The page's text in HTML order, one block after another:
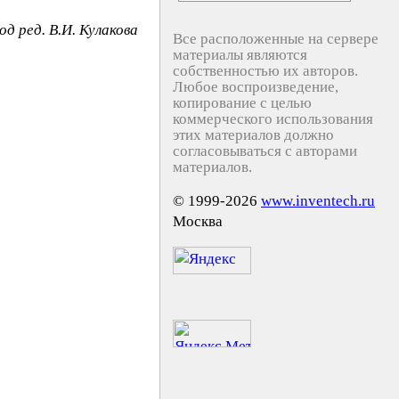
ред. В.И. Кулакова
Все расположенные на сервере
материалы являются
собственностью их авторов.
Любое воспроизведение,
копирование с целью
коммерческого использования
этих материалов должно
согласовываться с авторами
материалов.
© 1999-2026 www.inventech.ru
Москва